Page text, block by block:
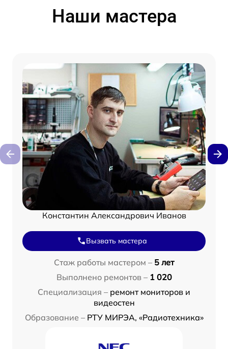
Наши мастера
Константин Александрович Иванов
Вызвать мастера
Стаж работы мастером – 5 лет
Выполнено ремонтов – 1 020
Специализация – ремонт мониторов и
видеостен
Образование – РТУ МИРЭА, «Радиотехника»